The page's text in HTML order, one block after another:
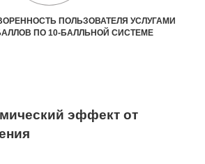
ПОЛЬЗОВАТЕЛЯ УСЛУГАМИ
ПО 10-БАЛЛЬНОЙ СИСТЕМЕ
эффект от